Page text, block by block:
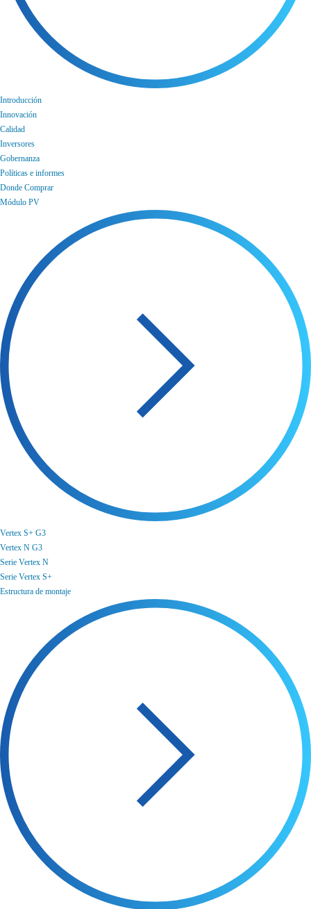
Introducción
Innovación
Calidad
Inversores
Gobernanza
Políticas e informes
Donde Comprar
Módulo PV
Vertex S+ G3
Vertex N G3
Serie Vertex N
Serie Vertex S+
Estructura de montaje